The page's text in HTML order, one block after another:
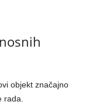
objekt značajno
rada.